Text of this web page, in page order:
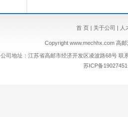
首 页 | 关于公司 | 人
Copyright www.mechhx.com高邮
公司地址：江苏省高邮市经济开发区凌波路68号 联
苏ICP备